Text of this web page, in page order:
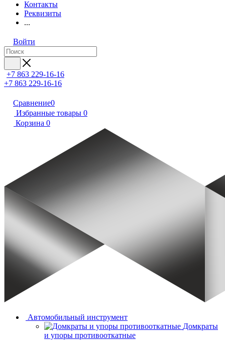
Контакты
Реквизиты
...
Войти
+7 863 229-16-16
+7 863 229-16-16
Сравнение0
Избранные товары 0
Корзина 0
Автомобильный инструмент
Домкраты
и упоры противооткатные